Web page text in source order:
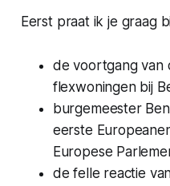
Eerst praat ik je graag
de voortgang van
flexwoningen bij
burgemeester
eerste
Europese
de felle reactie